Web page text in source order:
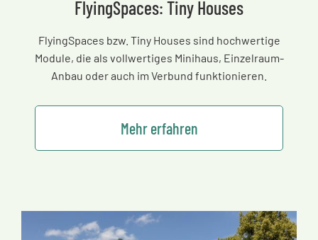
FlyingSpaces: Tiny Houses
FlyingSpaces bzw. Tiny Houses sind hochwertige
Module, die als vollwertiges Minihaus, Einzelraum-
Anbau oder auch im Verbund funktionieren.
Mehr erfahren